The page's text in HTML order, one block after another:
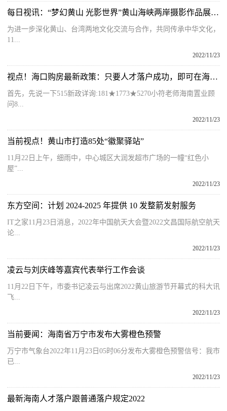
每日视讯：“梦幻黄山 光影世界”黄山海峡两岸摄影作品展在黄山开幕
为进一步深化黄山、台湾两地文化交流与合作，共同传承中华文化，
11...
2022/11/23
视点！海口购房最新政策：只要人才落户成功，即可在海口买房
首先，先说一下515新政详询:181★1773★5270小符老师海南置业顾
问8...
2022/11/23
当前视点！黄山市打造85处“徽聚驿站”
11月22日上午，细雨中，中心城区大润发超市广场的一幢“红色小
屋”...
2022/11/23
东方空间：计划 2024-2025 年提供 10 发整箭发射服务
IT之家11月23日消息，2022年中国航天大会暨2022文昌国际航空航天
论...
2022/11/23
凌云与刘庆峰等嘉宾代表举行工作会谈
11月22日下午，市委书记凌云与出席2022黄山旅游节开幕式的科大讯
飞...
2022/11/23
当前要闻：海南省万宁市发布大雾橙色预警
万宁市气象台2022年11月23日05时06分发布大雾橙色预警信号：我市
已...
2022/11/23
最新海南人才落户跟普通落户规定2022